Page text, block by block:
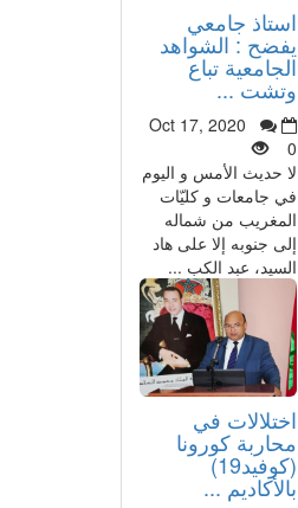
استاذ جامعي
يفضح : الشواهد
الجامعية تباع
وتشت ...
Oct 17, 2020
0
لا حديث الأمس و اليوم
في جامعات و كليّات
المغريب من شماله
إلى جنوبه إلا على هاد
السيد، عبد الكب ...
اختلالات في
محاربة كورونا
(كوفيد19)
بالأكاديم ...